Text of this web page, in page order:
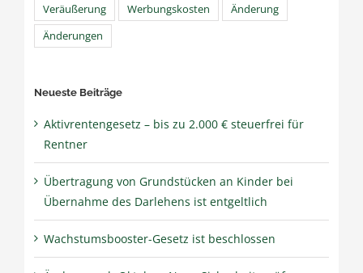
Veräußerung
Werbungskosten
Änderung
Änderungen
Neueste Beiträge
Aktivrentengesetz – bis zu 2.000 € steuerfrei für
Rentner
Übertragung von Grundstücken an Kinder bei
Übernahme des Darlehens ist entgeltlich
Wachstumsbooster-Gesetz ist beschlossen